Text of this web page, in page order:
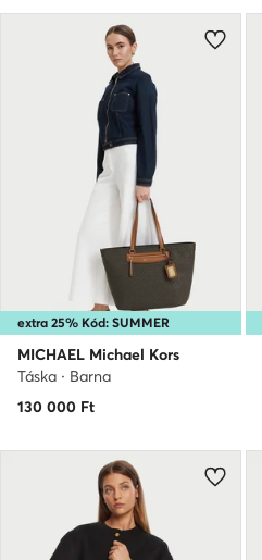
extra 25% Kód: SUMMER
MICHAEL Michael Kors
Táska · Barna
130 000 Ft